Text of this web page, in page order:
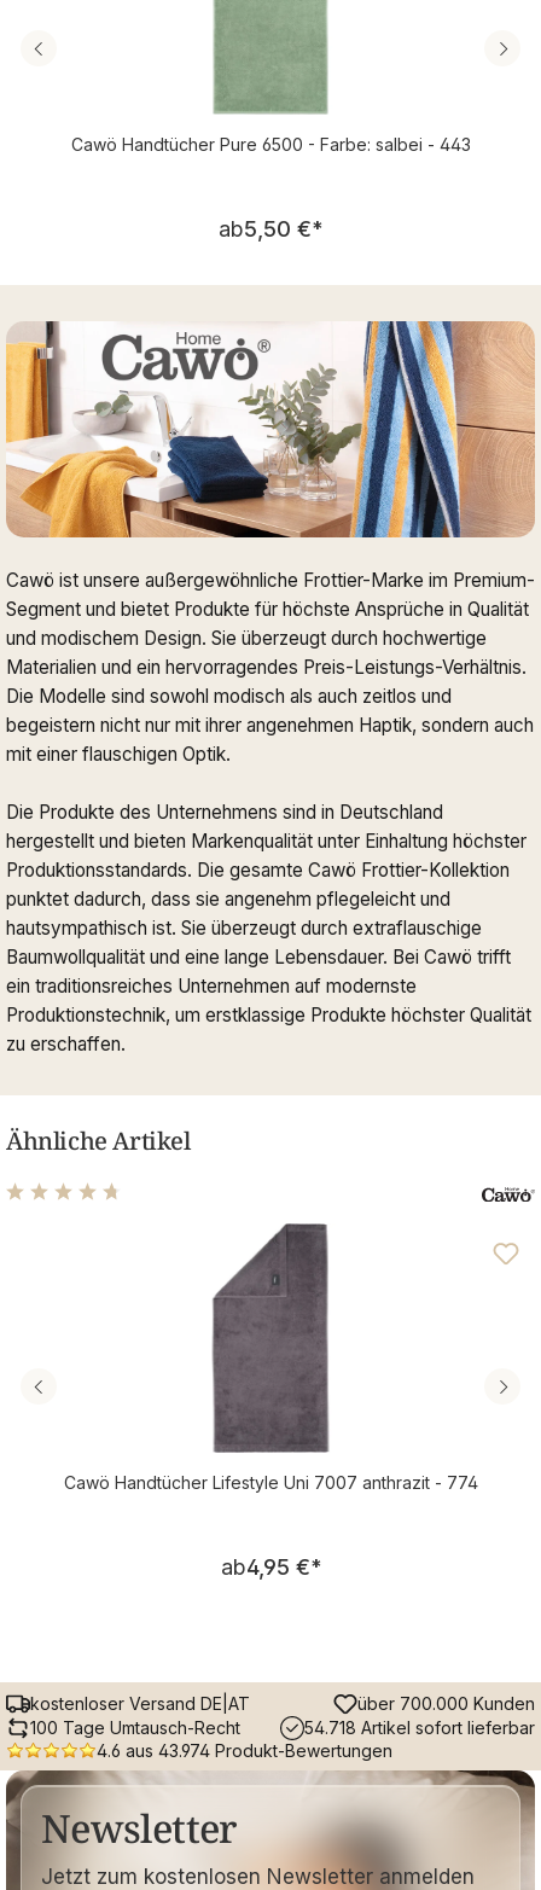
Cawö Handtücher Pure 6500 - Farbe: salbei - 443
Regulärer Preis:
ab5,50 €*
Cawö ist unsere außergewöhnliche Frottier-Marke im Premium-
Segment und bietet Produkte für höchste Ansprüche in Qualität
und modischem Design. Sie überzeugt durch hochwertige
Materialien und ein hervorragendes Preis-Leistungs-Verhältnis.
Die Modelle sind sowohl modisch als auch zeitlos und
begeistern nicht nur mit ihrer angenehmen Haptik, sondern auch
mit einer flauschigen Optik.
Die Produkte des Unternehmens sind in Deutschland
hergestellt und bieten Markenqualität unter Einhaltung höchster
Produktionsstandards. Die gesamte Cawö Frottier-Kollektion
punktet dadurch, dass sie angenehm pflegeleicht und
hautsympathisch ist. Sie überzeugt durch extraflauschige
Baumwollqualität und eine lange Lebensdauer. Bei Cawö trifft
ein traditionsreiches Unternehmen auf modernste
Produktionstechnik, um erstklassige Produkte höchster Qualität
zu erschaffen.
Ähnliche Artikel
Durchschnittliche Bewertung von 4.76 von 5 Sternen
Cawö Handtücher Lifestyle Uni 7007 anthrazit - 774
Regulärer Preis:
ab4,95 €*
kostenloser Versand DE|AT
über 700.000 Kunden
100 Tage Umtausch-Recht
54.718 Artikel sofort lieferbar
4.6 aus 43.974 Produkt-Bewertungen
Newsletter
Jetzt zum kostenlosen Newsletter anmelden